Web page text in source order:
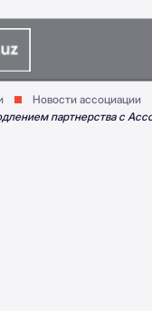
Новости ассоциации
партнерства с